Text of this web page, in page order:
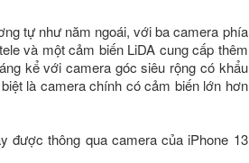
tự như năm ngoái, với ba camera phía
và một cảm biến LiDA cung cấp thêm
kể với camera góc siêu rộng có khẩu
là camera chính có cảm biến lớn hơn
được thông qua camera của iPhone 13